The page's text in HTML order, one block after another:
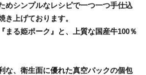
めシンプルなレシピで一つ一つ手仕込
き上げております。
まる姫ポーク』と、上質な国産牛100％
な、衛生面に優れた真空パックの個包